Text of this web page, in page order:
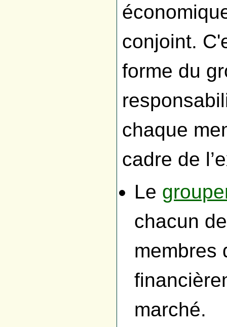
conjoint.
forme du
chaque
cadre de
Le
chacun
membres
marché.